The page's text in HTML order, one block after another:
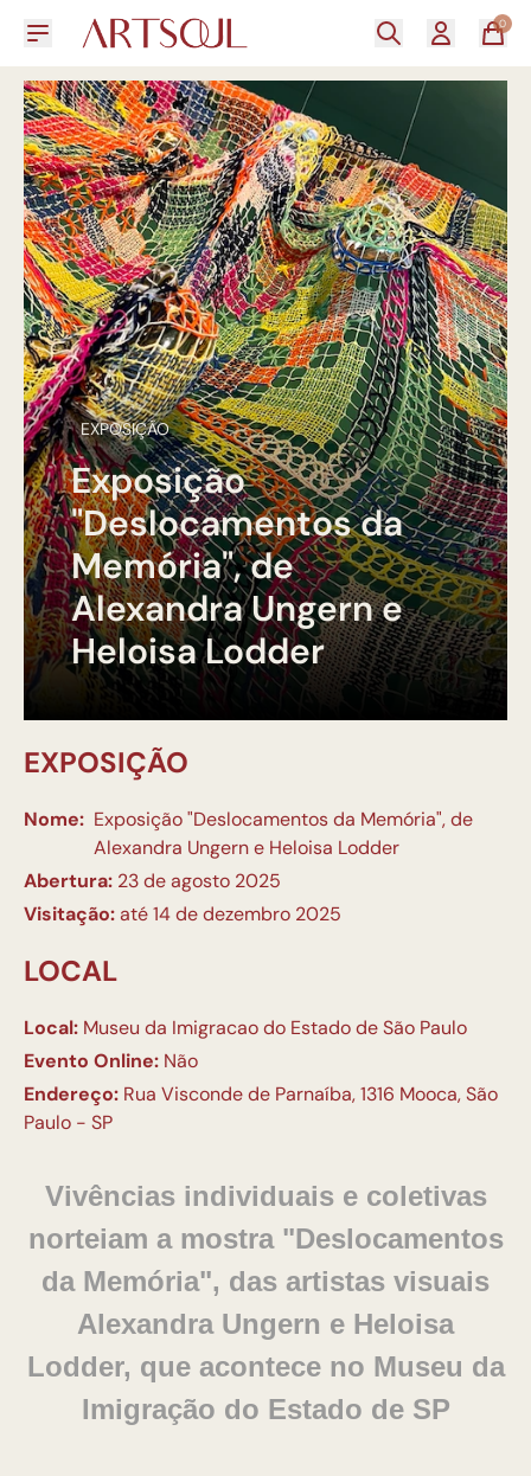
0
EXPOSIÇÃO
Exposição
"Deslocamentos da
Memória", de
Alexandra Ungern e
Heloisa Lodder
EXPOSIÇÃO
Nome: Exposição "Deslocamentos da Memória", de
Alexandra Ungern e Heloisa Lodder
Abertura: 23 de agosto 2025
Visitação:até 14 de dezembro 2025
LOCAL
Local: Museu da Imigracao do Estado de São Paulo
Evento Online: Não
Endereço: Rua Visconde de Parnaíba, 1316 Mooca, São
Paulo - SP
Vivências individuais e coletivas
norteiam a mostra "Deslocamentos
da Memória", das artistas visuais
Alexandra Ungern e Heloisa
Lodder, que acontece no Museu da
Imigração do Estado de SP